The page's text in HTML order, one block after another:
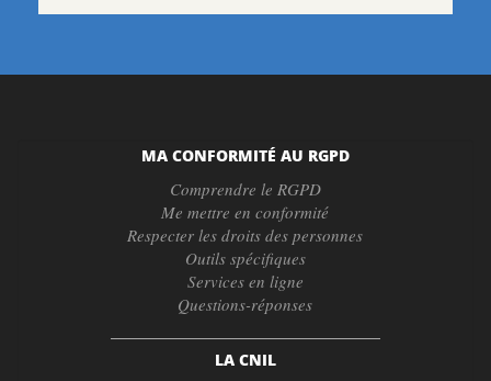
MA CONFORMITÉ AU RGPD
Comprendre le RGPD
Me mettre en conformité
Respecter les droits des personnes
Outils spécifiques
Services en ligne
Questions-réponses
LA CNIL